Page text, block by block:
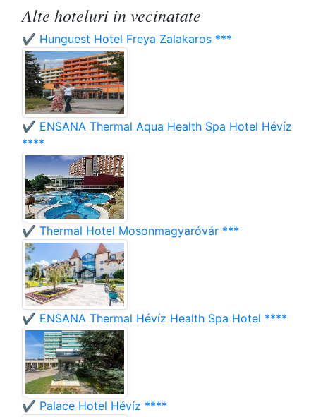
Alte hoteluri in vecinatate
✔️ Hunguest Hotel Freya Zalakaros ***
✔️ ENSANA Thermal Aqua Health Spa Hotel Hévíz
****
✔️ Thermal Hotel Mosonmagyaróvár ***
✔️ ENSANA Thermal Hévíz Health Spa Hotel ****
✔️ Palace Hotel Hévíz ****